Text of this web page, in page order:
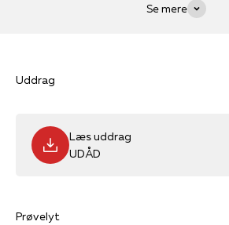
Se mere
Uddrag
Læs uddrag
UDÅD
Prøvelyt